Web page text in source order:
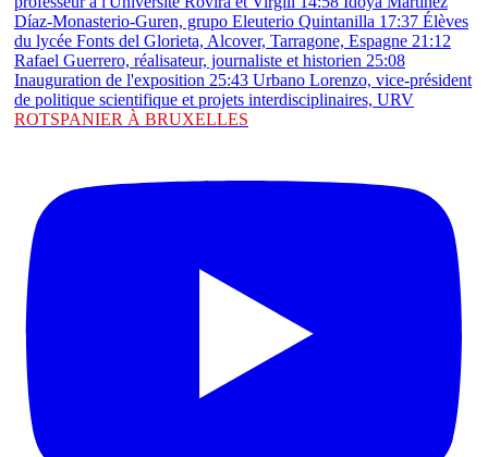
ROTSPANIER À BRUXELLES